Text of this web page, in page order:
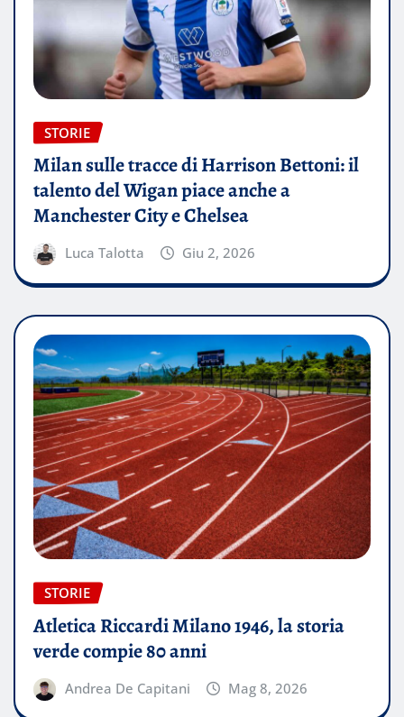
STORIE
Milan sulle tracce di Harrison Bettoni: il
talento del Wigan piace anche a
Manchester City e Chelsea
Luca Talotta Giu 2, 2026
STORIE
Atletica Riccardi Milano 1946, la storia
verde compie 80 anni
Andrea De Capitani Mag 8, 2026